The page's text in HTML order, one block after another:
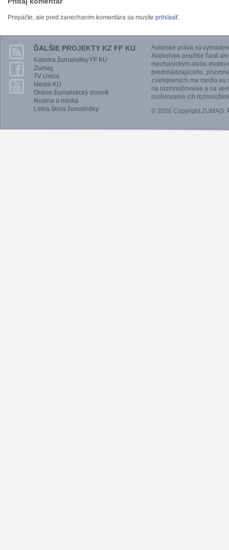
Prepáčte, ale pred zanechaním komentára sa musíte prihlásiť.
ĎALŠIE PROJEKTY KZ FF KU
Katedra žurnalistiky FF KU
Zumag
TV Unica
Médiá KU
Online žurnalistický slovník
Rodina a médiá
Letná škola žurnalistiky
Autorské práva sú
Akékoľvek použitie častí
mechanickým alebo
predchádzajúceho,
zverejnených ma
na rozmnožovanie a na
rozširovanie ich
© 2026 Copyright ZUMAG.